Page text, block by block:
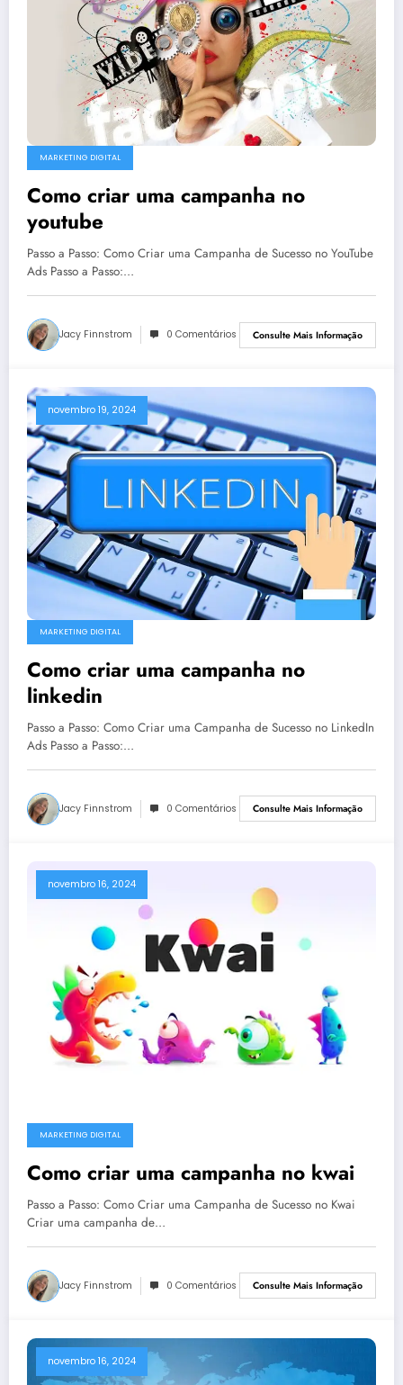
MARKETING DIGITAL
Como criar uma campanha no
youtube
Passo a Passo: Como Criar uma Campanha de Sucesso no YouTube
Ads Passo a Passo:…
Jacy Finnstrom 0 Comentários Consulte Mais Informação
novembro 19, 2024
MARKETING DIGITAL
Como criar uma campanha no
linkedin
Passo a Passo: Como Criar uma Campanha de Sucesso no LinkedIn
Ads Passo a Passo:…
Jacy Finnstrom 0 Comentários Consulte Mais Informação
novembro 16, 2024
MARKETING DIGITAL
Como criar uma campanha no kwai
Passo a Passo: Como Criar uma Campanha de Sucesso no Kwai
Criar uma campanha de…
Jacy Finnstrom 0 Comentários Consulte Mais Informação
novembro 16, 2024